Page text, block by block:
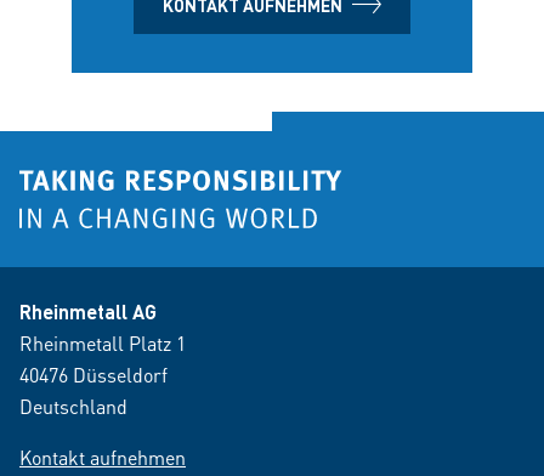
KONTAKT AUFNEHMEN
Rheinmetall AG
Rheinmetall Platz 1
40476 Düsseldorf
Deutschland
Kontakt aufnehmen